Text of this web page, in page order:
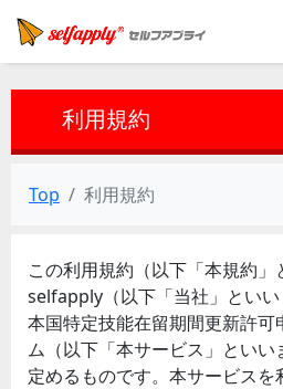
利用規約
Top 利用規約
この利用規約（以下「本規約」
selfapply（以下「当社」とい
本国特定技能在留期間更新許可
ム（以下「本サービス」とい
定めるものです。本サービス